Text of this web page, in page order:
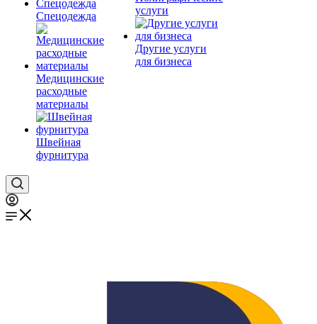
Спецодежда
Медицинские
расходные
материалы
Швейная
фурнитура
услуги
Другие услуги
для бизнеса